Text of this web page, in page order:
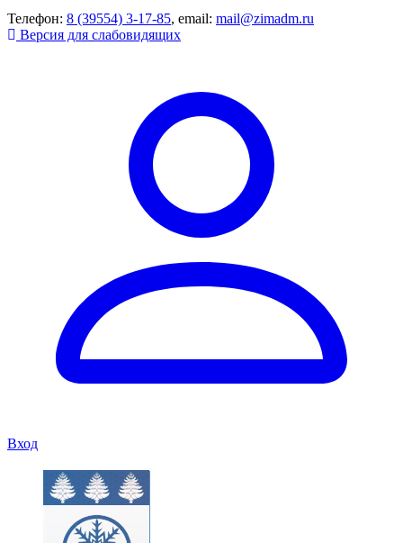
Телефон: 8 (39554) 3-17-85, email: mail@zimadm.ru
Версия для слабовидящих
Вход